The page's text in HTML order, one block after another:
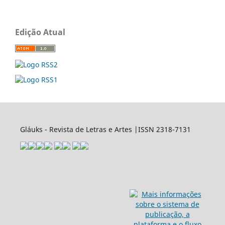
Edição Atual
Gláuks - Revista de Letras e Artes |ISSN 2318-7131